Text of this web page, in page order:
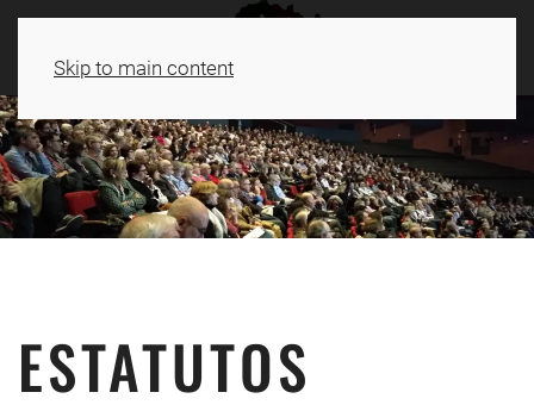
Skip to main content
ESTATUTOS